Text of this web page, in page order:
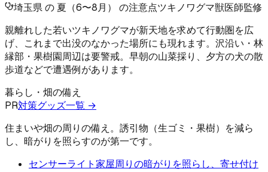
埼玉県 の 夏（6〜8月） の注意点ツキノワグマ獣医師監修
親離れした若いツキノワグマが新天地を求めて行動圏を広
げ、これまで出没のなかった場所にも現れます。沢沿い・林
縁部・果樹園周辺は要警戒。早朝の山菜採り、夕方の犬の散
歩道などで遭遇例があります。
暮らし・畑の備え
PR対策グッズ一覧 →
住まいや畑の周りの備え。誘引物（生ゴミ・果樹）を減ら
し、暗がりを照らすのが第一です。
センサーライト家屋周りの暗がりを照らし、寄せ付け